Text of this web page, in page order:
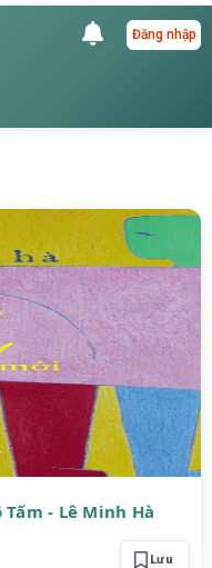
Đăng nhập
- Lê Minh Hà
Lưu